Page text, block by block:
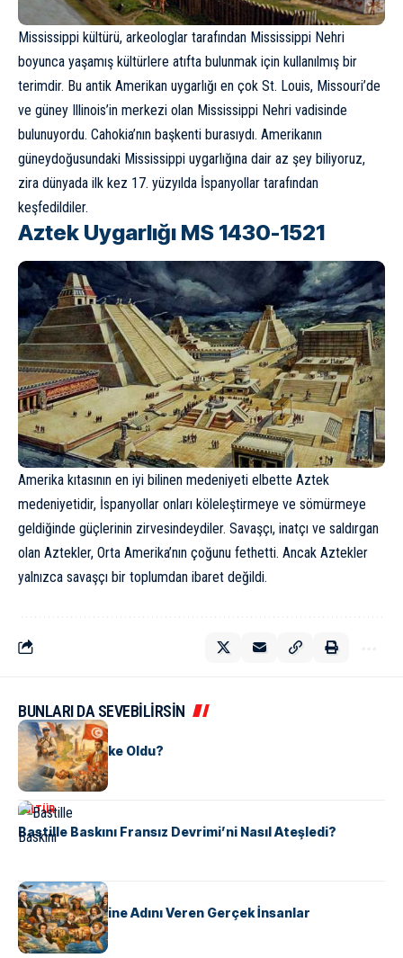
Mississippi kültürü, arkeologlar tarafından Mississippi Nehri
boyunca yaşamış kültürlere atıfta bulunmak için kullanılmış bir
terimdir. Bu antik Amerikan uygarlığı en çok St. Louis, Missouri’de
ve güney Illinois’in merkezi olan Mississippi Nehri vadisinde
bulunuyordu. Cahokia’nın başkenti burasıydı. Amerikanın
güneydoğusundaki Mississippi uygarlığına dair az şey biliyoruz,
zira dünyada ilk kez 17. yüzyılda İspanyollar tarafından
keşfedildiler.
Aztek Uygarlığı MS 1430-1521
Amerika kıtasının en iyi bilinen medeniyeti elbette Aztek
medeniyetidir, İspanyollar onları köleleştirmeye ve sömürmeye
geldiğinde güçlerinin zirvesindeydiler. Savaşçı, inatçı ve saldırgan
olan Aztekler, Orta Amerika’nın çoğunu fethetti. Ancak Aztekler
yalnızca savaşçı bir toplumdan ibaret değildi.
BUNLARI DA SEVEBİLİRSİN
KÜLTÜR
Tunus Nasıl Ülke Oldu?
KÜLTÜR
Bastille Baskını Fransız Devrimi’ni Nasıl Ateşledi?
KÜLTÜR
ABD Eyaletlerine Adını Veren Gerçek İnsanlar